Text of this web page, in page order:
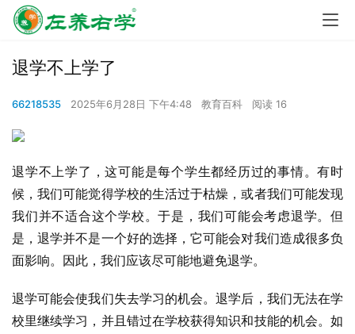
退学不上学了
66218535 2025年6月28日 下午4:48 教育百科 阅读 16
退学不上学了，这可能是每个学生都经历过的事情。有时
候，我们可能觉得学校的生活过于枯燥，或者我们可能发现
我们并不适合这个学校。于是，我们可能会考虑退学。但
是，退学并不是一个好的选择，它可能会对我们造成很多负
面影响。因此，我们应该尽可能地避免退学。
退学可能会使我们失去学习的机会。退学后，我们无法在学
校里继续学习，并且错过在学校获得知识和技能的机会。如